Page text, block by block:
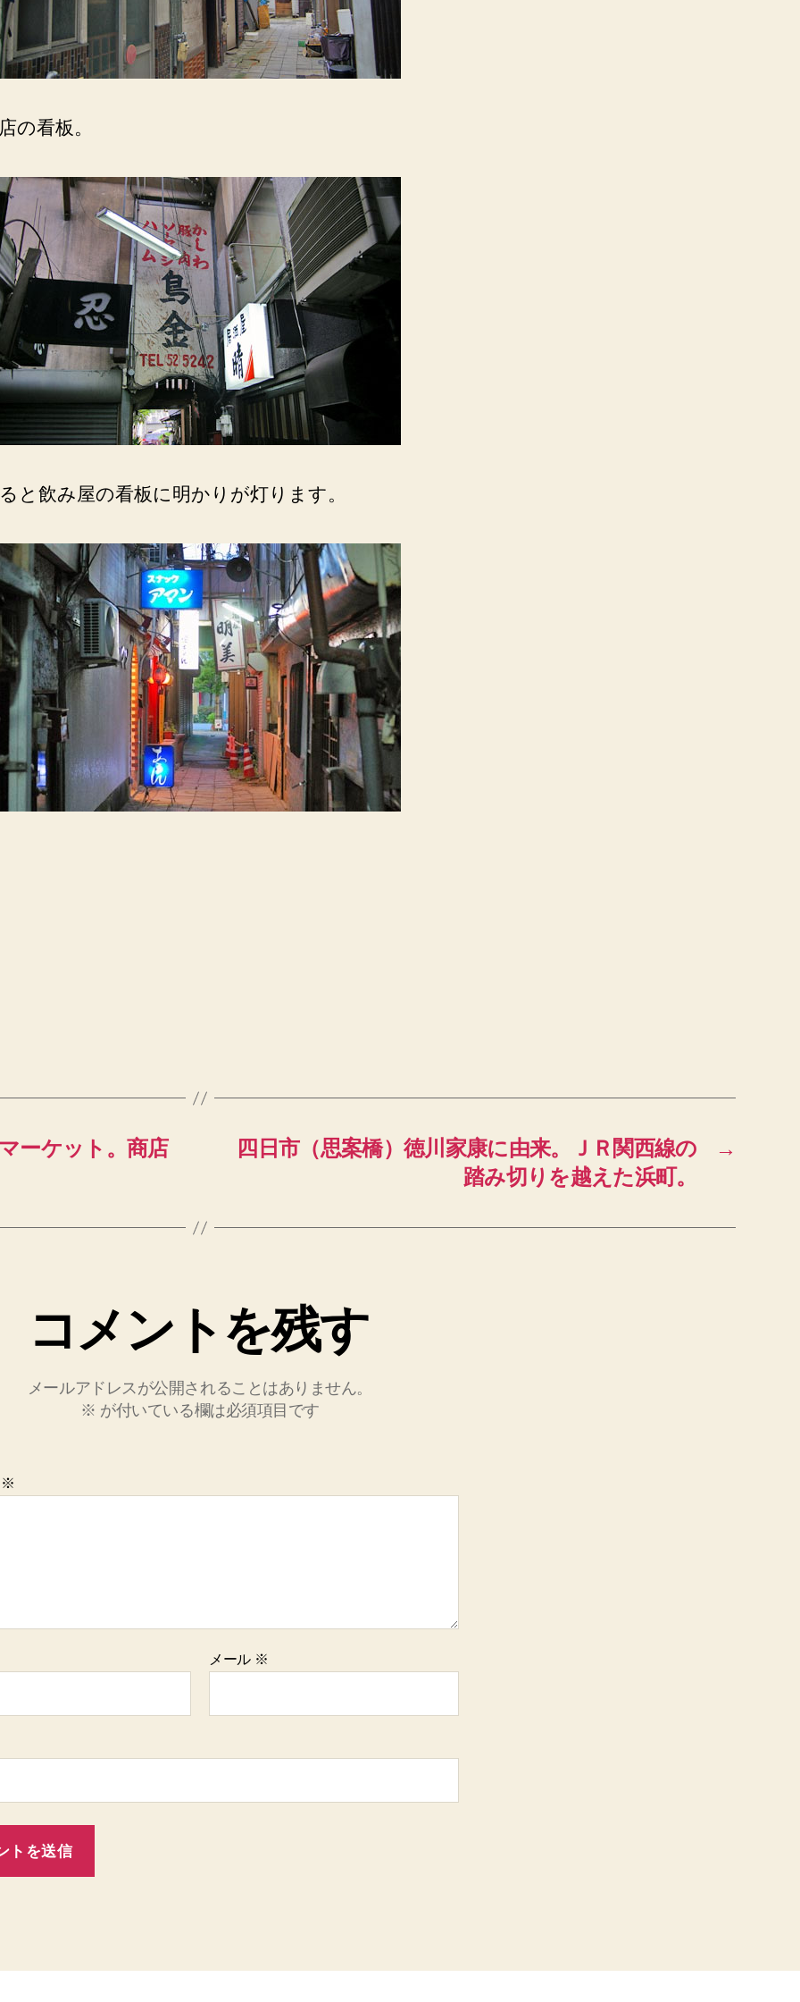
の看板。
と飲み屋の看板に明かりが灯ります。
ーケット。商店 →
四日市（思案橋）徳川家康に由来。ＪＲ関西線の
踏み切りを越えた浜町。
コメントを残す
メールアドレスが公開されることはありません。
※ が付いている欄は必須項目です
※
メール ※